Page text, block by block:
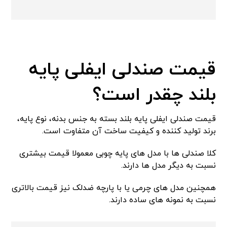
قیمت صندلی ایفلی پایه
بلند چقدر است؟
قیمت صندلی ایفلی پایه بلند بسته به جنس بدنه، نوع پایه،
برند تولید کننده و کیفیت ساخت آن متفاوت است.
کلا صندلی ها با مدل های پایه چوبی معمولا قیمت بیشتری
نسبت به دیگر مدل ها دارند.
همچنین مدل های چرمی یا با پارچه ضدلک نیز قیمت بالاتری
نسبت به نمونه های ساده دارند.